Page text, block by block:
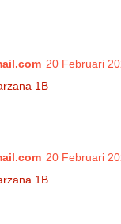
20 Februari
1B
20 Februari
1B